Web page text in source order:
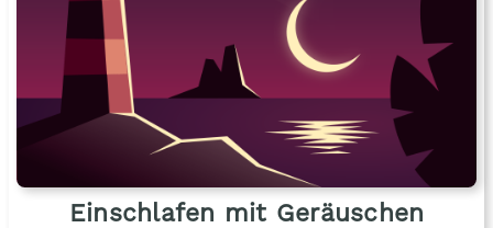
Einschlafen mit Geräuschen